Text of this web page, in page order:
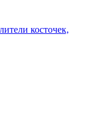
косточек,